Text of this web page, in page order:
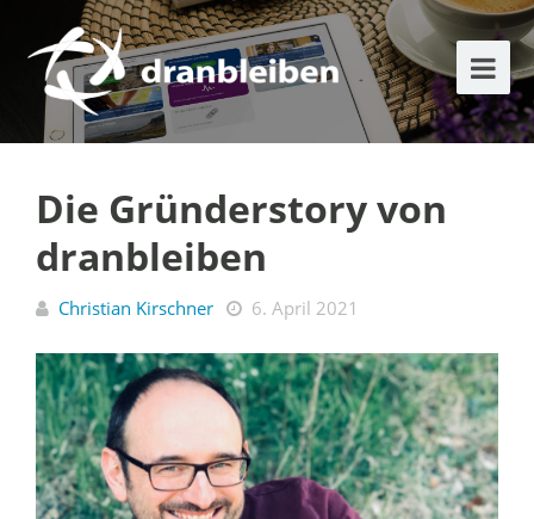
Die Gründerstory von
dranbleiben
Christian Kirschner 6. April 2021